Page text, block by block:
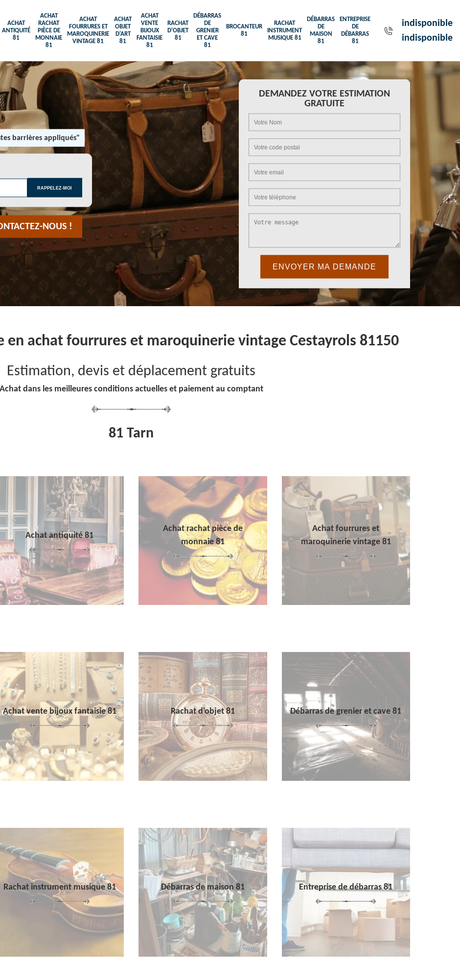
ACHAT
ANTIQUITÉ
81
ACHAT
RACHAT
PIÈCE DE
MONNAIE
81
ACHAT
FOURRURES ET
MAROQUINERIE
VINTAGE 81
ACHAT
OBJET
D'ART
81
ACHAT
VENTE
BIJOUX
FANTAISIE
81
RACHAT
D'OBJET
81
DÉBARRAS
DE
GRENIER
ET CAVE
81
BROCANTEUR
81
RACHAT
INSTRUMENT
MUSIQUE 81
DÉBARRAS
DE
MAISON
81
ENTREPRISE
DE
DÉBARRAS
81
indisponible
indisponible
barrières appliqués"
NOUS !
DEMANDEZ VOTRE ESTIMATION
GRATUITE
en achat fourrures et maroquinerie vintage Cestayrols 81150
Estimation, devis et déplacement gratuits
Achat dans les meilleures conditions actuelles et paiement au comptant
81 Tarn
Achat antiquité 81
Achat rachat pièce de
monnaie 81
Achat fourrures et
maroquinerie vintage 81
Achat vente bijoux fantaisie 81 Rachat d'objet 81 Débarras de grenier et cave 81
Rachat instrument musique 81 Débarras de maison 81 Entreprise de débarras 81